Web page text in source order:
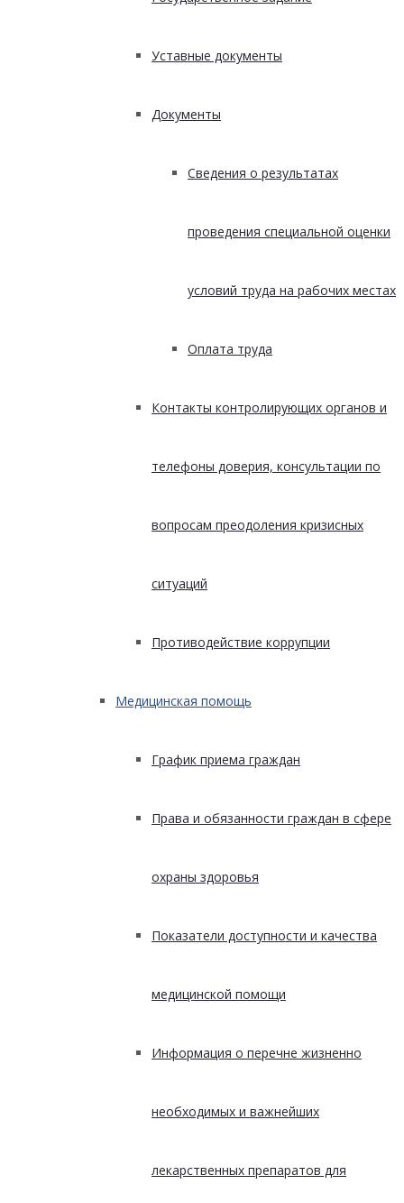
Уставные документы
Документы
Сведения о результатах
проведения специальной оценки
условий труда на рабочих местах
Оплата труда
Контакты контролирующих органов и
телефоны доверия, консультации по
вопросам преодоления кризисных
ситуаций
Противодействие коррупции
Медицинская помощь
График приема граждан
Права и обязанности граждан в сфере
охраны здоровья
Показатели доступности и качества
медицинской помощи
Информация о перечне жизненно
необходимых и важнейших
лекарственных препаратов для